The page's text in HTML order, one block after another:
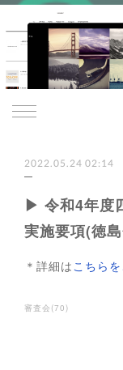
2022.05.24 02:14
▶ 令和4年度
実施要項(徳
＊詳細はこちらを
審査会 (70)